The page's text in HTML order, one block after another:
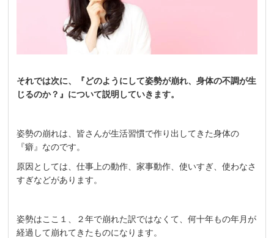
それでは次に、『どのようにして姿勢が崩れ、身体の不調が生
じるのか？』について説明していきます。
姿勢の崩れは、皆さんが生活習慣で作り出してきた身体の
『癖』なのです。
原因としては、仕事上の動作、家事動作、使いすぎ、使わなさ
すぎなどがあります。
姿勢はここ１、２年で崩れた訳ではなくて、何十年もの年月が
経過して崩れてきたものになります。